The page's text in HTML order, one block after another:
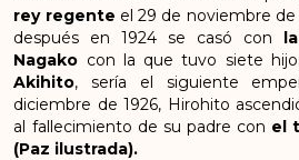
rey regente el 29 de noviembre de
después en 1924 se casó con
Nagako con la que tuvo siete
Akihito, sería el siguiente
diciembre de 1926, Hirohito
al fallecimiento de su padre con el
(Paz ilustrada).